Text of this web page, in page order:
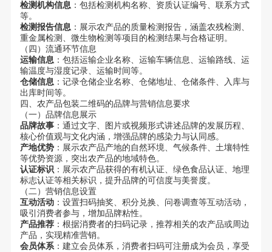
检测机构信息：包括检测机构名称、资质认证编号、联系方式
等。
检测报告信息：展示农产品的质量检测报告，涵盖农残检测、
重金属检测、微生物检测等项目的检测结果与合格证明。
（四）流通环节信息
运输信息：包括运输企业名称、运输车辆信息、运输路线、运
输温度与湿度记录、运输时间等。
仓储信息：记录仓储企业名称、仓储地址、仓储条件、入库与
出库时间等。
四、农产品包装二维码的品牌与营销信息要求
（一）品牌信息展示
品牌故事：通过文字、图片或视频形式讲述品牌的发展历程、
核心价值观与文化内涵，增强品牌的感染力与认同感。
产地优势：展示农产品产地的自然环境、气候条件、土壤特性
等优势资源，突出农产品的地域特色。
认证标识：展示农产品获得的有机认证、绿色食品认证、地理
标志认证等相关标识，提升品牌的可信度与美誉度。
（二）营销信息设置
互动活动：设置扫码抽奖、积分兑换、问卷调查等互动活动，
吸引消费者参与，增加品牌粘性。
产品推荐：根据消费者的扫码记录，推荐相关的农产品或周边
产品，实现精准营销。
会员体系：建立会员体系，消费者扫码可注册成为会员，享受